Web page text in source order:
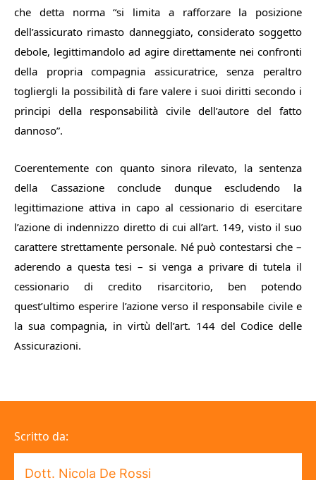
che detta norma “si limita a rafforzare la posizione
dell’assicurato rimasto danneggiato, considerato soggetto
debole, legittimandolo ad agire direttamente nei confronti
della propria compagnia assicuratrice, senza peraltro
togliergli la possibilità di fare valere i suoi diritti secondo i
principi della responsabilità civile dell’autore del fatto
dannoso”.
Coerentemente con quanto sinora rilevato, la sentenza
della Cassazione conclude dunque escludendo la
legittimazione attiva in capo al cessionario di esercitare
l’azione di indennizzo diretto di cui all’art. 149, visto il suo
carattere strettamente personale. Né può contestarsi che –
aderendo a questa tesi – si venga a privare di tutela il
cessionario di credito risarcitorio, ben potendo
quest’ultimo esperire l’azione verso il responsabile civile e
la sua compagnia, in virtù dell’art. 144 del Codice delle
Assicurazioni.
Scritto da:
Dott. Nicola De Rossi